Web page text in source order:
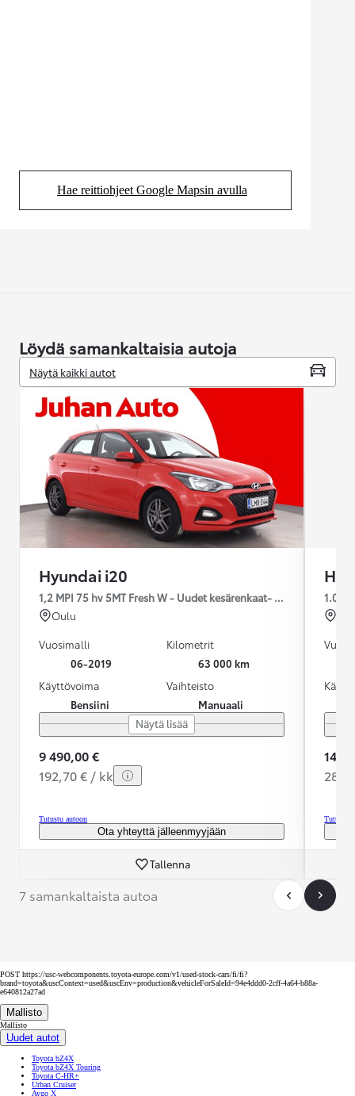
Hae reittiohjeet Google Mapsin avulla
(Aukeaa uudessa välilehdessä)
Löydä samankaltaisia autoja
Näytä kaikki autot
Hyundai i20
1,2 MPI 75 hv 5MT Fresh W - Uudet kesärenkaat- Lämpöpaketti
Oulu
Vuosimalli
06-2019
Kilometrit
63 000 km
Käyttövoima
Bensiini
Vaihteisto
Manuaali
Näytä lisää
9 490,00 €
192,70 € / kk
Tutustu autoon
Ota yhteyttä jälleenmyyjään
Tallenna
1.0 T-
14
Tutustu
7 samankaltaista autoa
POST https://usc-webcomponents.toyota-europe.com/v1/used-stock-cars/fi/fi?
brand=toyota&uscContext=used&uscEnv=production&vehicleForSaleId=94e4ddd0-2cff-4a64-b88a-
e640812a27ad
Mallisto
Mallisto
Uudet autot
Toyota bZ4X
Toyota bZ4X Touring
Toyota C-HR+
Urban Cruiser
Aygo X